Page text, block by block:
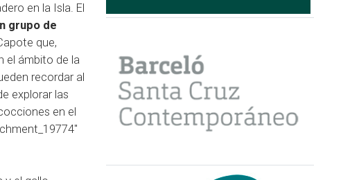
en la Isla. El
grupo de
que,
el ámbito de la
recordar al
explorar las
en el